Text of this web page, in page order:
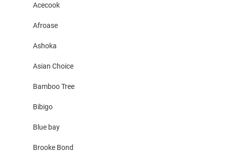
Acecook
Afroase
Ashoka
Asian Choice
Bamboo Tree
Bibigo
Blue bay
Brooke Bond